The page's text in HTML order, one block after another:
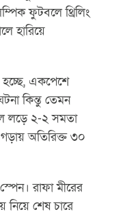
ফুটবলে থ্রিলিং
হারিয়ে
একপেশে
কিন্তু তেমন
লড়ে ২-২ সমতা
অতিরিক্ত ৩০
রাফা মীরের
শেষ চারে